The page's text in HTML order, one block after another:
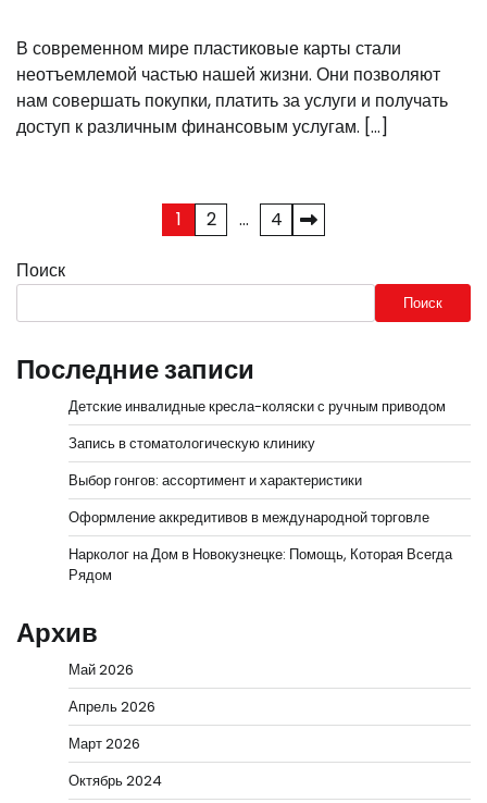
В современном мире пластиковые карты стали
неотъемлемой частью нашей жизни. Они позволяют
нам совершать покупки, платить за услуги и получать
доступ к различным финансовым услугам. […]
записей
1 2 … 4
Поиск
Поиск
Последние записи
Детские инвалидные кресла-коляски с ручным приводом
Запись в стоматологическую клинику
Выбор гонгов: ассортимент и характеристики
Оформление аккредитивов в международной торговле
Нарколог на Дом в Новокузнецке: Помощь, Которая Всегда
Рядом
Архив
Май 2026
Апрель 2026
Март 2026
Октябрь 2024